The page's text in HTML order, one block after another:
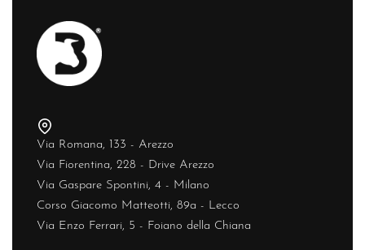
Via Romana, 133 - Arezzo
Via Fiorentina, 228 - Drive Arezzo
Via Gaspare Spontini, 4 - Milano
Corso Giacomo Matteotti, 89a - Lecco
Via Enzo Ferrari, 5 - Foiano della Chiana